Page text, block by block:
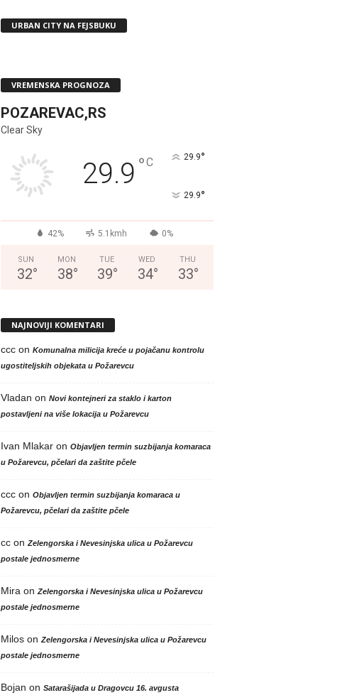
URBAN CITY NA FEJSBUKU
VREMENSKA PROGNOZA
POZAREVAC,RS
Clear Sky
29.9 °C 29.9°
29.9°
42% 5.1kmh 0%
SUN
32°
MON
38°
TUE
39°
WED
34°
THU
33°
NAJNOVIJI KOMENTARI
cccon Komunalna milicija kreće u pojačanu kontrolu
ugostiteljskih objekata u Požarevcu
Vladan on Novi kontejneri za staklo i karton
postavljeni na više lokacija u Požarevcu
Ivan Mlakaron Objavljen termin suzbijanja komaraca
u Požarevcu, pčelari da zaštite pčele
cccon Objavljen termin suzbijanja komaraca u
Požarevcu, pčelari da zaštite pčele
ccon Zelengorska i Nevesinjska ulica u Požarevcu
postale jednosmerne
Mira on Zelengorska i Nevesinjska ulica u Požarevcu
postale jednosmerne
Miloson Zelengorska i Nevesinjska ulica u Požarevcu
postale jednosmerne
Bojan on Satarašijada u Dragovcu 16. avgusta